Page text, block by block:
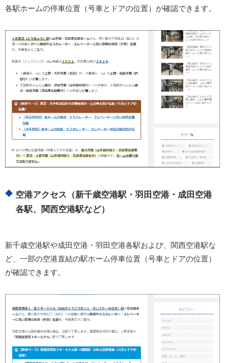
各駅ホームの停車位置（号車とドアの位置）が確認できます。
空港アクセス（新千歳空港駅・羽田空港・成田空港
各駅、関西空港駅など）
新千歳空港駅や成田空港・羽田空港各駅および、関西空港駅な
ど、一部の空港直結の駅ホーム停車位置（号車とドアの位置）
が確認できます。